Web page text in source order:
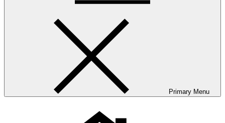
Primary Menu